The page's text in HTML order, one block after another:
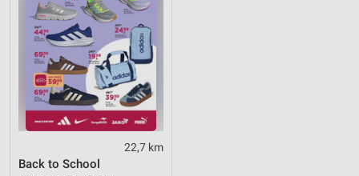
22,7 km
Back to School